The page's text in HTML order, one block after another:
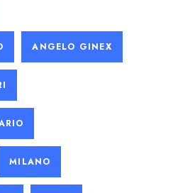
ANGELO GINEX
MILANO